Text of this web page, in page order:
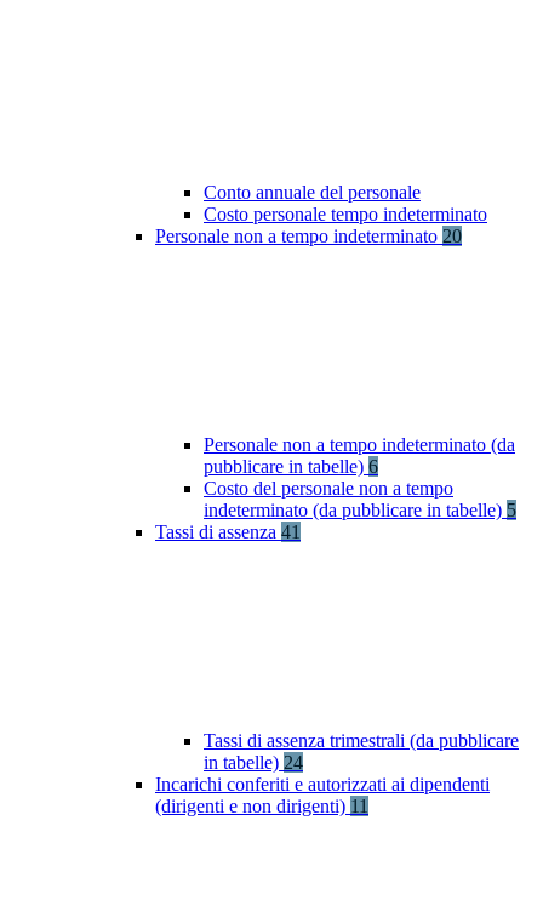
Conto annuale del personale
Costo personale tempo indeterminato
Personale non a tempo indeterminato 20
Personale non a tempo indeterminato (da
pubblicare in tabelle) 6
Costo del personale non a tempo
indeterminato (da pubblicare in tabelle) 5
Tassi di assenza 41
Tassi di assenza trimestrali (da pubblicare
in tabelle) 24
Incarichi conferiti e autorizzati ai dipendenti
(dirigenti e non dirigenti) 11